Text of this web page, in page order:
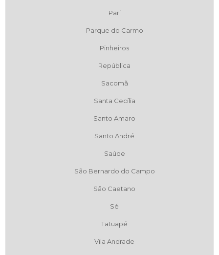
Pari
Parque do Carmo
Pinheiros
República
Sacomã
Santa Cecília
Santo Amaro
Santo André
Saúde
São Bernardo do Campo
São Caetano
Sé
Tatuapé
Vila Andrade